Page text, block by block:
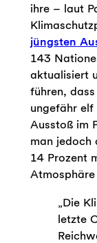
ihre – laut
jüngsten
143
aktualisiert
führen,
ungefähr elf
Ausstoß im
man jedoch
14 Prozent
„Die
letzte